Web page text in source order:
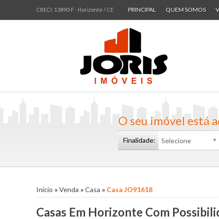
CRECI: 13890-F- Horizonte / CE PRINCIPAL QUEM SOMOS
O seu imóvel está
Finalidade:
Início » Venda » Casa » Casa JO91618
Casas Em Horizonte Com